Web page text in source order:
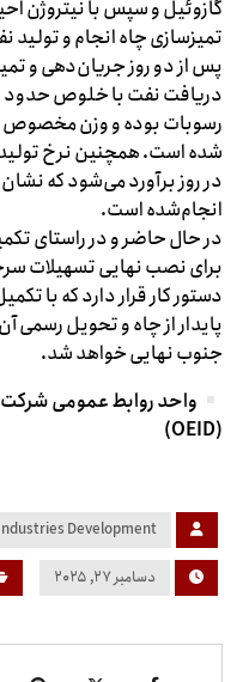
گازوئیل و سپس با نیتروژن
تمیزسازی چاه انجام و تولید
پس از دو روز جریان‌دهی و
در روز برآورد می‌شود که
انجام‌شده است.
در حال حاضر و در راستای
برای نصب نهایی تسهیلات
دستور کار قرار دارد که با
پایدار از چاه و تحویل
جنوب نهایی خواهد شد.
واحد روابط عمومی
(OEID)
Development
دسامبر ۲۷, ۲۰۲۵